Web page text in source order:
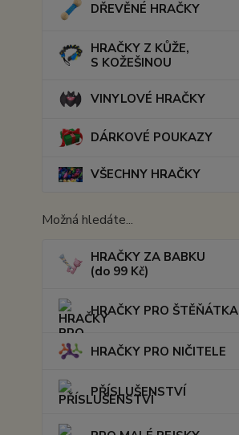
DŘEVĚNÉ HRAČKY
HRAČKY Z KŮŽE,
S KOŽEŠINOU
VINYLOVÉ HRAČKY
DÁRKOVÉ POUKAZY
VŠECHNY HRAČKY
Možná hledáte...
HRAČKY ZA BABKU
(do 99 Kč)
HRAČKY PRO ŠTĚŇÁTKA
HRAČKY PRO NIČITELE
PŘÍSLUŠENSTVÍ